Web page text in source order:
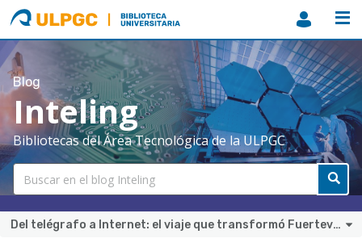
ULPGC
Biblioteca
ULPGC
Blog
Inteling
Bibliotecas del Área Tecnológica de la ULPGC
Del telégrafo a Internet: el viaje que transformó Fuerteventura